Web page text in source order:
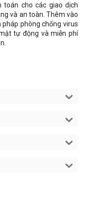
toán cho các giao dịch
và an toàn. Thêm vào
pháp phòng chống virus
tự động và miễn phí